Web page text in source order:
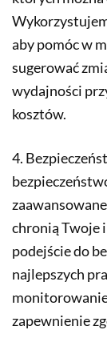
aby pomóc w
sugerować
wydajności
kosztów.
4.
chronią Twoje
podejście do
najlepszych
zapewnienie